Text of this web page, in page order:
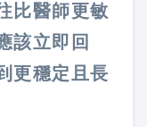
比醫師更敏
該立即回
更穩定且長